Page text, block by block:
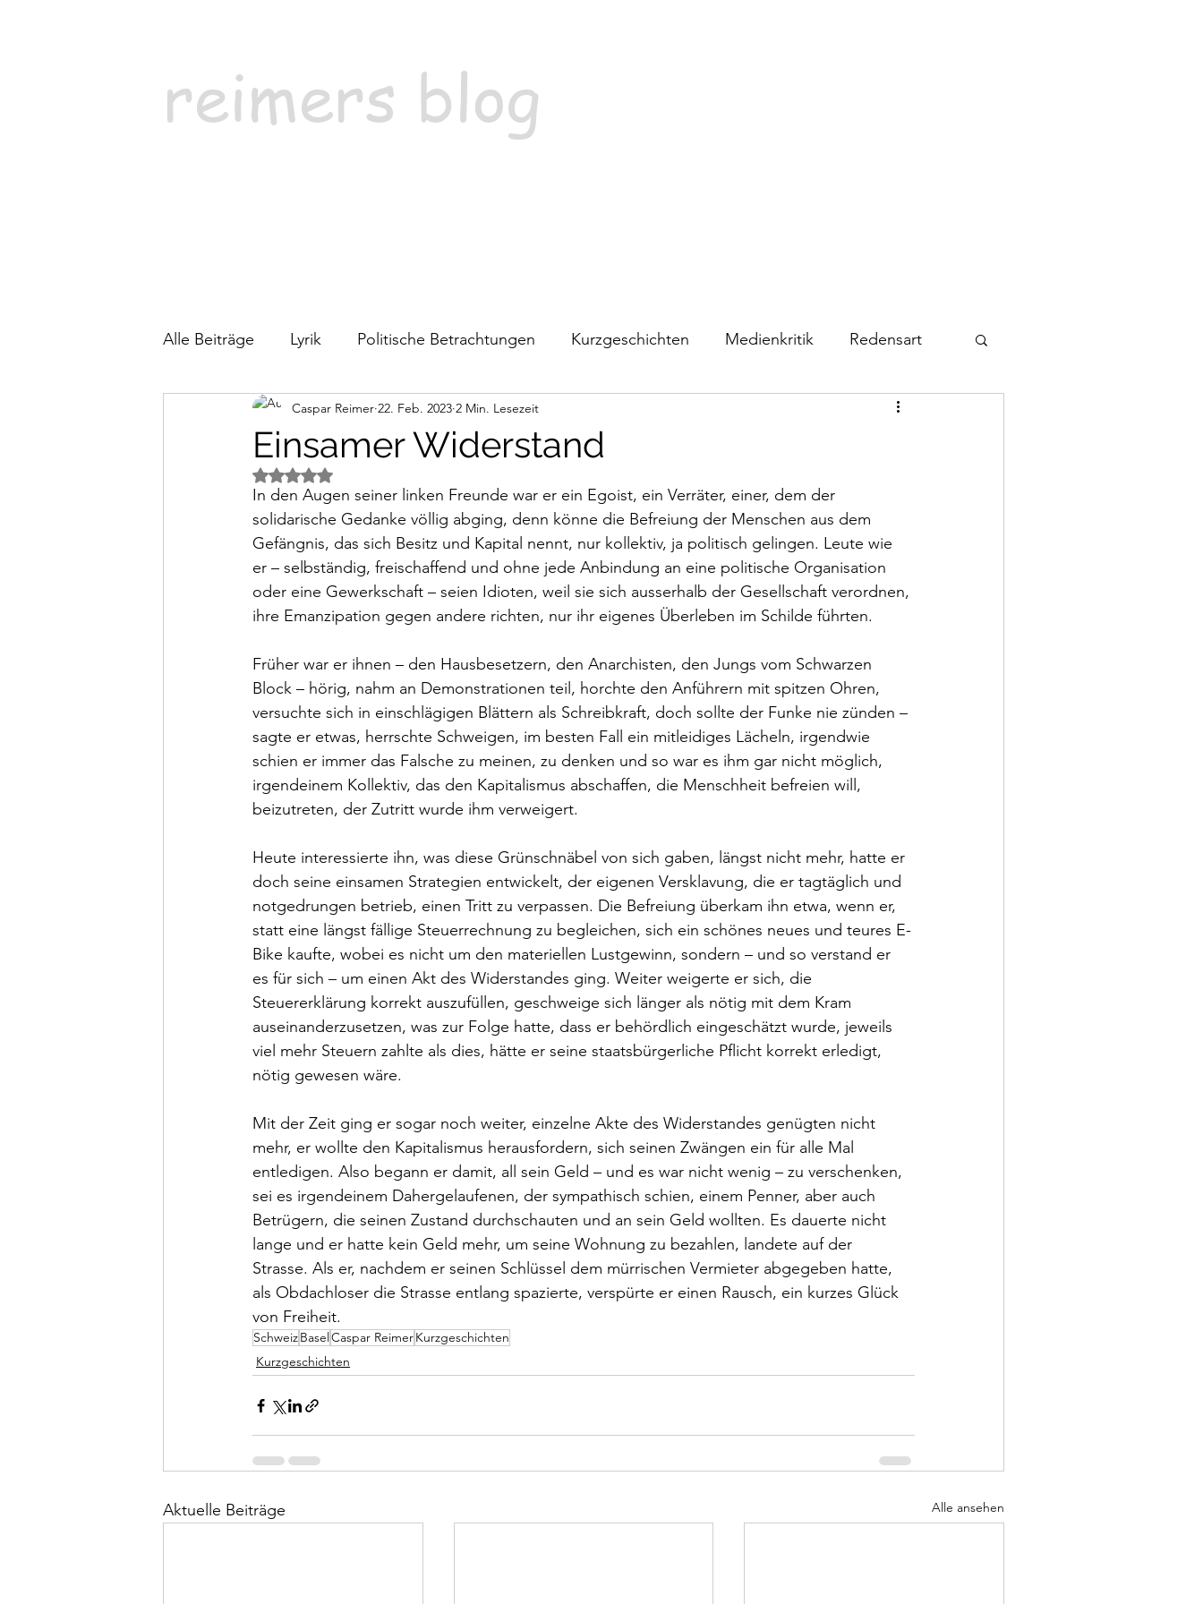
reimers blog
Alle Beiträge Lyrik Politische Betrachtungen Kurzgeschichten Medienkritik Redensart
Alltagsimpressionen Videos Gedanken
Einsamer Widerstand
Caspar Reimer 22. Feb. 2023 2 Min. Lesezeit
Mit NaN von 5 Sternen bewertet.
In den Augen seiner linken Freunde war er ein Egoist, ein Verräter, einer, dem der
solidarische Gedanke völlig abging, denn könne die Befreiung der Menschen aus dem
Gefängnis, das sich Besitz und Kapital nennt, nur kollektiv, ja politisch gelingen. Leute wie
er – selbständig, freischaffend und ohne jede Anbindung an eine politische Organisation
oder eine Gewerkschaft – seien Idioten, weil sie sich ausserhalb der Gesellschaft verordnen,
ihre Emanzipation gegen andere richten, nur ihr eigenes Überleben im Schilde führten.
Früher war er ihnen – den Hausbesetzern, den Anarchisten, den Jungs vom Schwarzen
Block ­– hörig, nahm an Demonstrationen teil, horchte den Anführern mit spitzen Ohren,
versuchte sich in einschlägigen Blättern als Schreibkraft, doch sollte der Funke nie zünden –
sagte er etwas, herrschte Schweigen, im besten Fall ein mitleidiges Lächeln, irgendwie
schien er immer das Falsche zu meinen, zu denken und so war es ihm gar nicht möglich,
irgendeinem Kollektiv, das den Kapitalismus abschaffen, die Menschheit befreien will,
beizutreten, der Zutritt wurde ihm verweigert.
Heute interessierte ihn, was diese Grünschnäbel von sich gaben, längst nicht mehr, hatte er
doch seine einsamen Strategien entwickelt, der eigenen Versklavung, die er tagtäglich und
notgedrungen betrieb, einen Tritt zu verpassen. Die Befreiung überkam ihn etwa, wenn er,
statt eine längst fällige Steuerrechnung zu begleichen, sich ein schönes neues und teures E-
Bike kaufte, wobei es nicht um den materiellen Lustgewinn, sondern – und so verstand er
es für sich – um einen Akt des Widerstandes ging. Weiter weigerte er sich, die
Steuererklärung korrekt auszufüllen, geschweige sich länger als nötig mit dem Kram
auseinanderzusetzen, was zur Folge hatte, dass er behördlich eingeschätzt wurde, jeweils
viel mehr Steuern zahlte als dies, hätte er seine staatsbürgerliche Pflicht korrekt erledigt,
nötig gewesen wäre.
Mit der Zeit ging er sogar noch weiter, einzelne Akte des Widerstandes genügten nicht
mehr, er wollte den Kapitalismus herausfordern, sich seinen Zwängen ein für alle Mal
entledigen. Also begann er damit, all sein Geld ­­– und es war nicht wenig – zu verschenken,
sei es irgendeinem Dahergelaufenen, der sympathisch schien, einem Penner, aber auch
Betrügern, die seinen Zustand durchschauten und an sein Geld wollten. Es dauerte nicht
lange und er hatte kein Geld mehr, um seine Wohnung zu bezahlen, landete auf der
Strasse. Als er, nachdem er seinen Schlüssel dem mürrischen Vermieter abgegeben hatte,
als Obdachloser die Strasse entlang spazierte, verspürte er einen Rausch, ein kurzes Glück
von Freiheit.
SchweizBaselCaspar ReimerKurzgeschichten
Kurzgeschichten
Aktuelle Beiträge Alle ansehen